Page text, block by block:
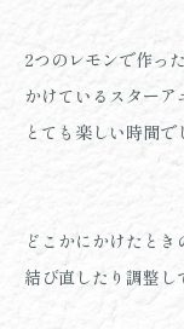
2つのレモンで作った
かけているスターア
とても楽しい時間で
どこかにかけたと
結び直したり調整し